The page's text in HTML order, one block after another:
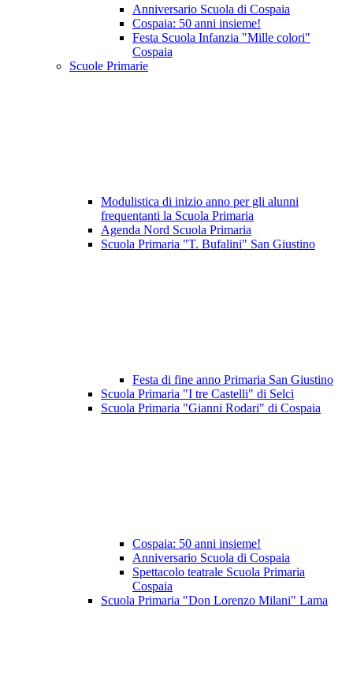
Anniversario Scuola di Cospaia
Cospaia: 50 anni insieme!
Festa Scuola Infanzia "Mille colori"
Cospaia
Scuole Primarie
Modulistica di inizio anno per gli alunni
frequentanti la Scuola Primaria
Agenda Nord Scuola Primaria
Scuola Primaria "T. Bufalini" San Giustino
Festa di fine anno Primaria San Giustino
Scuola Primaria "I tre Castelli" di Selci
Scuola Primaria "Gianni Rodari" di Cospaia
Cospaia: 50 anni insieme!
Anniversario Scuola di Cospaia
Spettacolo teatrale Scuola Primaria
Cospaia
Scuola Primaria "Don Lorenzo Milani" Lama